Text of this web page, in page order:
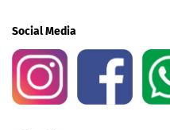
Social Media